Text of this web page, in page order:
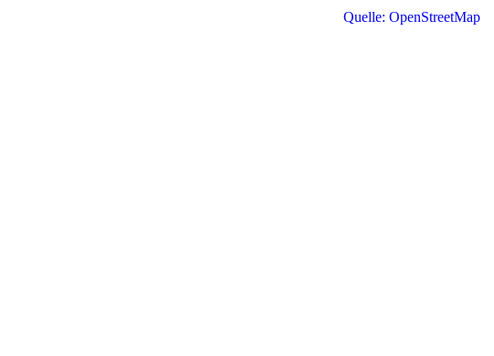
Quelle: OpenStreetMap